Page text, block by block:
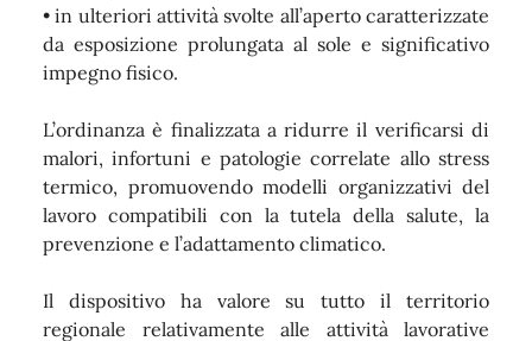
• in ulteriori attività svolte all’aperto caratterizzate
da esposizione prolungata al sole e significativo
impegno fisico.
L’ordinanza è finalizzata a ridurre il verificarsi di
malori, infortuni e patologie correlate allo stress
termico, promuovendo modelli organizzativi del
lavoro compatibili con la tutela della salute, la
prevenzione e l’adattamento climatico.
Il dispositivo ha valore su tutto il territorio
regionale relativamente alle attività lavorative